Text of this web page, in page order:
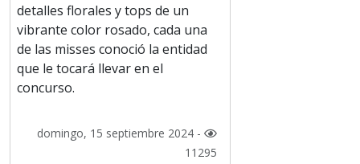
detalles florales y tops de un
vibrante color rosado, cada una
de las misses conoció la entidad
que le tocará llevar en el
concurso.
domingo, 15 septiembre 2024 -
11295